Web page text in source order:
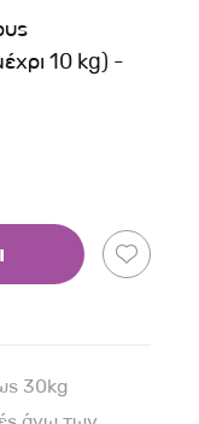
10 kg) -
30kg